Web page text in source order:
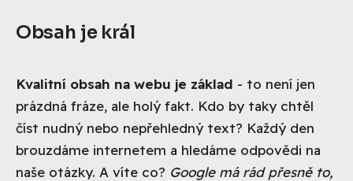
Obsah je král
Kvalitní obsah na webu je základ - to není jen
prázdná fráze, ale holý fakt. Kdo by taky chtěl
číst nudný nebo nepřehledný text? Každý den
brouzdáme internetem a hledáme odpovědi na
naše otázky. A víte co? Google má rád přesně to,